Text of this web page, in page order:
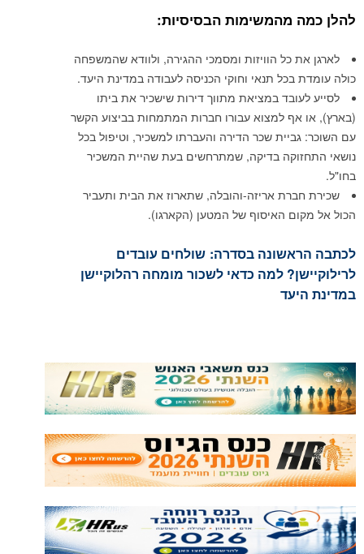
להלן כמה מהמשימות הבסיסיות:
לארגן את כל הוויזות ומסמכי ההגירה, ולוודא שהמשפחה
כולה עומדת בכל תנאי וחוקי הכניסה לעבודה במדינת היעד.
לסייע לעובד במציאת מתווך דירות שישכיר את ביתו
(בארץ), או אף למצוא עבורו חברות המתמחות בביצוע הקשר
עם השוכר: גביית שכר הדירה והעברתו למשכיר, וטיפול בכל
נושאי התחזוקה בדיקה, שמתרחשים בעת שהיית המשכיר
בחו"ל.
שכירת חברת אריזה-והובלה, שתארוז את הבית ותעביר
הכול אל מקום האיסוף של המטען (הקארגו).
לכתבה הראשונה בסדרה: שולחים עובדים
לרילוקיישן? למה כדאי לשכור מומחה רהלוקיישן
במדינת היעד